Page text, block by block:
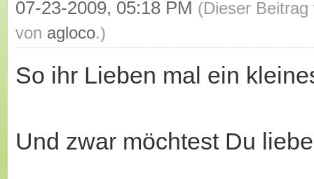
07-23-2009, 05:18 PM (Dieser
von agloco.)
So ihr Lieben mal ein
Und zwar möchtest Du